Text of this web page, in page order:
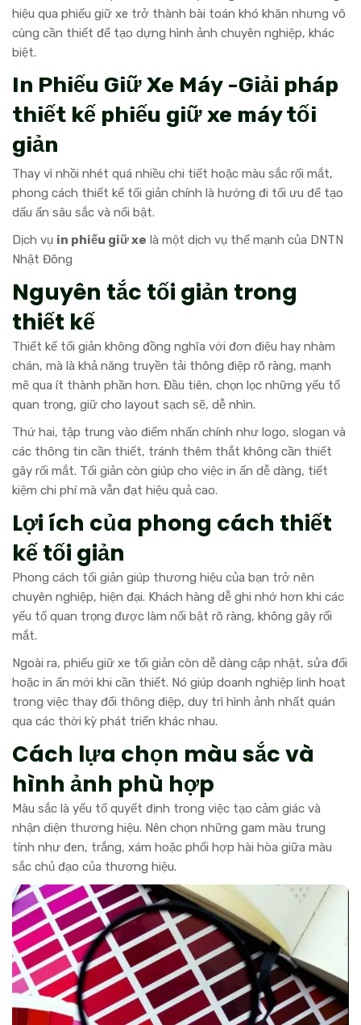
hiệu qua phiếu giữ xe trở thành bài toán khó khăn nhưng vô
cùng cần thiết để tạo dựng hình ảnh chuyên nghiệp, khác
biệt.
In Phiếu Giữ Xe Máy -Giải pháp
thiết kế phiếu giữ xe máy tối
giản
Thay vì nhồi nhét quá nhiều chi tiết hoặc màu sắc rối mắt,
phong cách thiết kế tối giản chính là hướng đi tối ưu để tạo
dấu ấn sâu sắc và nổi bật.
Dịch vụ in phiếu giữ xe là một dịch vụ thế mạnh của DNTN
Nhật Đông
Nguyên tắc tối giản trong
thiết kế
Thiết kế tối giản không đồng nghĩa với đơn điệu hay nhàm
chán, mà là khả năng truyền tải thông điệp rõ ràng, mạnh
mẽ qua ít thành phần hơn. Đầu tiên, chọn lọc những yếu tố
quan trọng, giữ cho layout sạch sẽ, dễ nhìn.
Thứ hai, tập trung vào điểm nhấn chính như logo, slogan và
các thông tin cần thiết, tránh thêm thắt không cần thiết
gây rối mắt. Tối giản còn giúp cho việc in ấn dễ dàng, tiết
kiệm chi phí mà vẫn đạt hiệu quả cao.
Lợi ích của phong cách thiết
kế tối giản
Phong cách tối giản giúp thương hiệu của bạn trở nên
chuyên nghiệp, hiện đại. Khách hàng dễ ghi nhớ hơn khi các
yếu tố quan trọng được làm nổi bật rõ ràng, không gây rối
mắt.
Ngoài ra, phiếu giữ xe tối giản còn dễ dàng cập nhật, sửa đổi
hoặc in ấn mới khi cần thiết. Nó giúp doanh nghiệp linh hoạt
trong việc thay đổi thông điệp, duy trì hình ảnh nhất quán
qua các thời kỳ phát triển khác nhau.
Cách lựa chọn màu sắc và
hình ảnh phù hợp
Màu sắc là yếu tố quyết định trong việc tạo cảm giác và
nhận diện thương hiệu. Nên chọn những gam màu trung
tính như đen, trắng, xám hoặc phối hợp hài hòa giữa màu
sắc chủ đạo của thương hiệu.